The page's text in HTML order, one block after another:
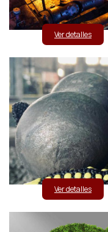
Ver detalles
Ver detalles